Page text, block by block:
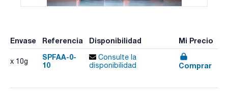
Envase Referencia Disponibilidad Mi Precio
x 10g
SPFAA-0-
10
Consulte la
disponibilidad
Comprar